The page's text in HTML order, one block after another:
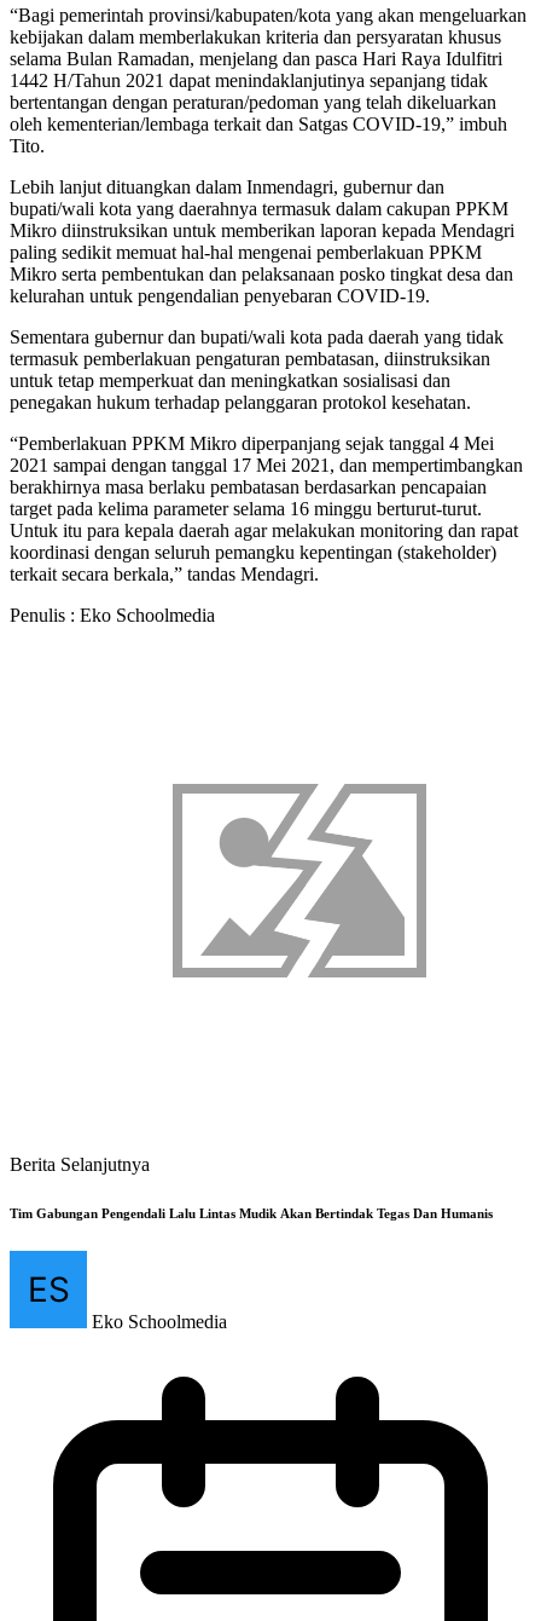
“Bagi pemerintah provinsi/kabupaten/kota yang akan mengeluarkan
kebijakan dalam memberlakukan kriteria dan persyaratan khusus
selama Bulan Ramadan, menjelang dan pasca Hari Raya Idulfitri
1442 H/Tahun 2021 dapat menindaklanjutinya sepanjang tidak
bertentangan dengan peraturan/pedoman yang telah dikeluarkan
oleh kementerian/lembaga terkait dan Satgas COVID-19,” imbuh
Tito.
Lebih lanjut dituangkan dalam Inmendagri, gubernur dan
bupati/wali kota yang daerahnya termasuk dalam cakupan PPKM
Mikro diinstruksikan untuk memberikan laporan kepada Mendagri
paling sedikit memuat hal-hal mengenai pemberlakuan PPKM
Mikro serta pembentukan dan pelaksanaan posko tingkat desa dan
kelurahan untuk pengendalian penyebaran COVID-19.
Sementara gubernur dan bupati/wali kota pada daerah yang tidak
termasuk pemberlakuan pengaturan pembatasan, diinstruksikan
untuk tetap memperkuat dan meningkatkan sosialisasi dan
penegakan hukum terhadap pelanggaran protokol kesehatan.
“Pemberlakuan PPKM Mikro diperpanjang sejak tanggal 4 Mei
2021 sampai dengan tanggal 17 Mei 2021, dan mempertimbangkan
berakhirnya masa berlaku pembatasan berdasarkan pencapaian
target pada kelima parameter selama 16 minggu berturut-turut.
Untuk itu para kepala daerah agar melakukan monitoring dan rapat
koordinasi dengan seluruh pemangku kepentingan (stakeholder)
terkait secara berkala,” tandas Mendagri.
Penulis : Eko Schoolmedia
Berita Selanjutnya
Tim Gabungan Pengendali Lalu Lintas Mudik Akan Bertindak Tegas Dan Humanis
Eko Schoolmedia